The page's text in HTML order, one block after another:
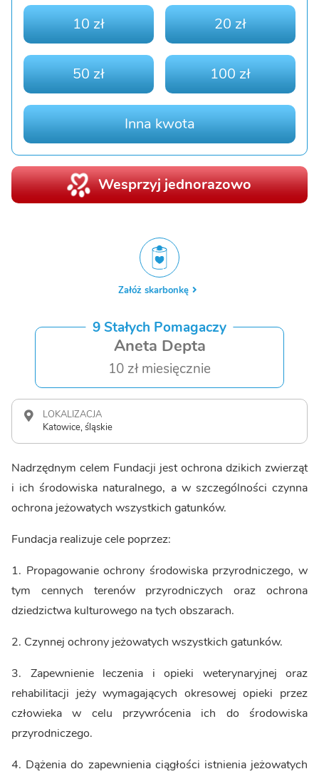
10 zł 20 zł
50 zł 100 zł
Inna kwota
Wesprzyj jednorazowo
Załóż skarbonkę
9 Stałych Pomagaczy
Aneta Depta
10 zł miesięcznie
LOKALIZACJA
Katowice, śląskie
Nadrzędnym celem Fundacji jest ochrona dzikich zwierząt
i ich środowiska naturalnego, a w szczególności czynna
ochrona jeżowatych wszystkich gatunków.
Fundacja realizuje cele poprzez:
1. Propagowanie ochrony środowiska przyrodniczego, w
tym cennych terenów przyrodniczych oraz ochrona
dziedzictwa kulturowego na tych obszarach.
2. Czynnej ochrony jeżowatych wszystkich gatunków.
3. Zapewnienie leczenia i opieki weterynaryjnej oraz
rehabilitacji jeży wymagających okresowej opieki przez
człowieka w celu przywrócenia ich do środowiska
przyrodniczego.
4. Dążenia do zapewnienia ciągłości istnienia jeżowatych